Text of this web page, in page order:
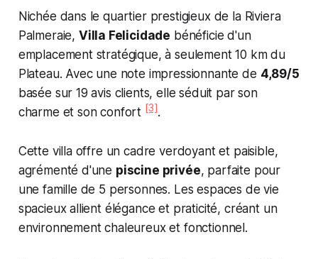
Nichée dans le quartier prestigieux de la Riviera
Palmeraie, Villa Felicidade bénéficie d'un
emplacement stratégique, à seulement 10 km du
Plateau. Avec une note impressionnante de 4,89/5
basée sur 19 avis clients, elle séduit par son
charme et son confort [3].
Cette villa offre un cadre verdoyant et paisible,
agrémenté d'une piscine privée, parfaite pour
une famille de 5 personnes. Les espaces de vie
spacieux allient élégance et praticité, créant un
environnement chaleureux et fonctionnel.